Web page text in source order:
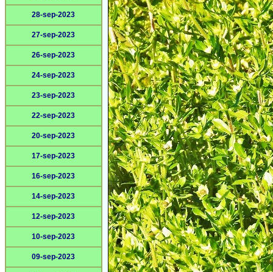
28-sep-2023
27-sep-2023
26-sep-2023
24-sep-2023
23-sep-2023
22-sep-2023
20-sep-2023
17-sep-2023
16-sep-2023
14-sep-2023
12-sep-2023
10-sep-2023
09-sep-2023